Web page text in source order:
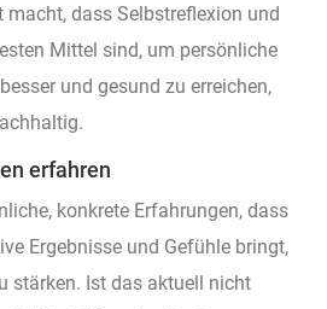
macht, dass Selbstreflexion und
Mittel sind, um persönliche
und gesund zu erreichen,
erfahren
konkrete Erfahrungen, dass
Ergebnisse und Gefühle bringt,
stärken. Ist das aktuell nicht